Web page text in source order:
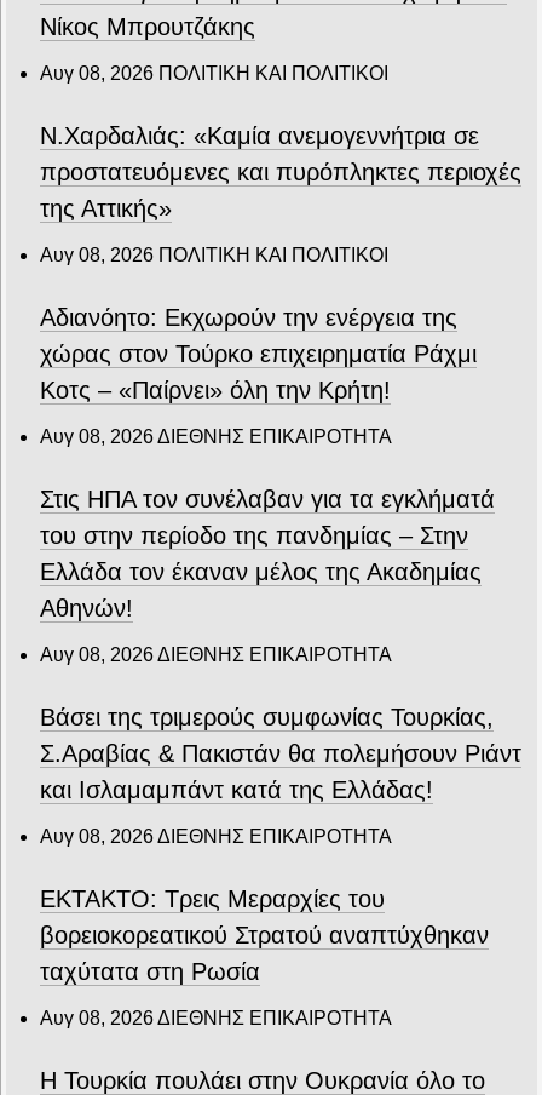
Νίκος Μπρουτζάκης
Αυγ 08, 2026 ΠΟΛΙΤΙΚΗ ΚΑΙ ΠΟΛΙΤΙΚΟΙ
Ν.Χαρδαλιάς: «Καμία ανεμογεννήτρια σε
προστατευόμενες και πυρόπληκτες περιοχές
της Αττικής»
Αυγ 08, 2026 ΠΟΛΙΤΙΚΗ ΚΑΙ ΠΟΛΙΤΙΚΟΙ
Αδιανόητο: Εκχωρούν την ενέργεια της
χώρας στον Τούρκο επιχειρηματία Ράχμι
Κοτς – «Παίρνει» όλη την Κρήτη!
Αυγ 08, 2026ΔΙΕΘΝΗΣ ΕΠΙΚΑΙΡΟΤΗΤΑ
Στις ΗΠΑ τον συνέλαβαν για τα εγκλήματά
του στην περίοδο της πανδημίας – Στην
Ελλάδα τον έκαναν μέλος της Ακαδημίας
Αθηνών!
Αυγ 08, 2026ΔΙΕΘΝΗΣ ΕΠΙΚΑΙΡΟΤΗΤΑ
Βάσει της τριμερούς συμφωνίας Τουρκίας,
Σ.Αραβίας & Πακιστάν θα πολεμήσουν Ριάντ
και Ισλαμαμπάντ κατά της Ελλάδας!
Αυγ 08, 2026ΔΙΕΘΝΗΣ ΕΠΙΚΑΙΡΟΤΗΤΑ
ΕΚΤΑΚΤΟ: Τρεις Μεραρχίες του
βορειοκορεατικού Στρατού αναπτύχθηκαν
ταχύτατα στη Ρωσία
Αυγ 08, 2026ΔΙΕΘΝΗΣ ΕΠΙΚΑΙΡΟΤΗΤΑ
Η Τουρκία πουλάει στην Ουκρανία όλο το